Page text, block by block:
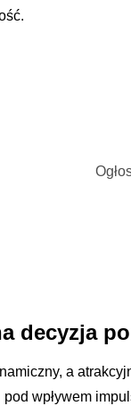
decyzja
a
wpływem